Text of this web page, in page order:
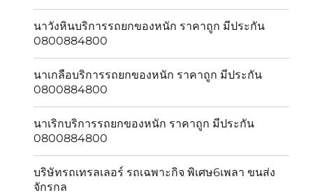
นาวังหินบริการรถยกของหนัก ราคาถูก มีประกัน
0800884800
นาเกลือบริการรถยกของหนัก ราคาถูก มีประกัน
0800884800
นาเริกบริการรถยกของหนัก ราคาถูก มีประกัน
0800884800
บริษัทรถเทรลเลอร์ รถเฉพาะกิจ พิเศษ6เพลา ขนส่ง
จักรกล